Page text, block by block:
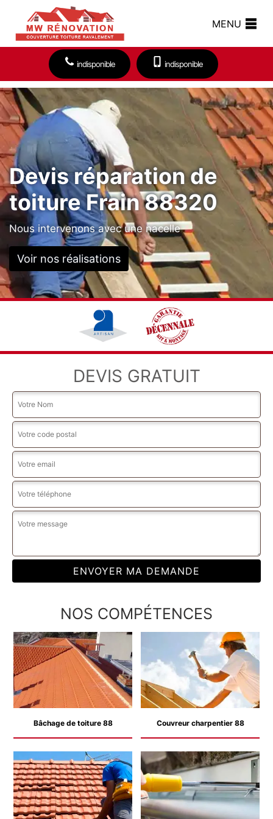
MENU
indisponible indisponible
Devis réparation de
toiture Frain 88320
Nous intervenons avec une nacelle
Voir nos réalisations
DEVIS GRATUIT
NOS COMPÉTENCES
Bâchage de toiture 88 Couvreur charpentier 88